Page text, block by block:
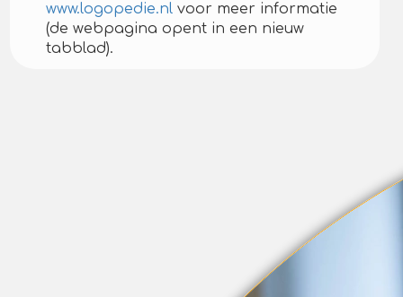
www.logopedie.nl voor meer informatie
(de webpagina opent in een nieuw
tabblad).